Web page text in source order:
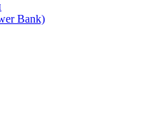
Bank)